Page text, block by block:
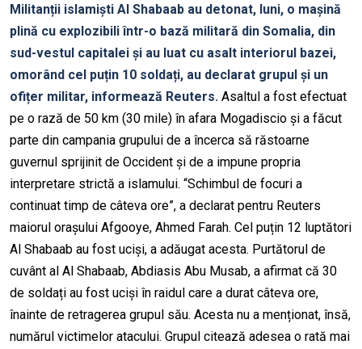
Militanții islamiști Al Shabaab au detonat, luni, o mașină
plină cu explozibili într-o bază militară din Somalia, din
sud-vestul capitalei și au luat cu asalt interiorul bazei,
omorând cel puțin 10 soldați, au declarat grupul și un
ofițer militar, informează Reuters. Asaltul a fost efectuat
pe o rază de 50 km (30 mile) în afara Mogadiscio și a făcut
parte din campania grupului de a încerca să răstoarne
guvernul sprijinit de Occident și de a impune propria
interpretare strictă a islamului. “Schimbul de focuri a
continuat timp de câteva ore”, a declarat pentru Reuters
maiorul orașului Afgooye, Ahmed Farah. Cel puțin 12 luptători
Al Shabaab au fost uciși, a adăugat acesta. Purtătorul de
cuvânt al Al Shabaab, Abdiasis Abu Musab, a afirmat că 30
de soldați au fost uciși în raidul care a durat câteva ore,
înainte de retragerea grupul său. Acesta nu a menționat, însă,
numărul victimelor atacului. Grupul citează adesea o rată mai